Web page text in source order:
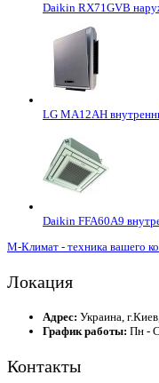
Daikin RX71GVB
LG MA12AH
Daikin FFA60A9
М-Климат - техника вашего
Локация
Адрес: Украина,
График работы: Пн -
Контакты